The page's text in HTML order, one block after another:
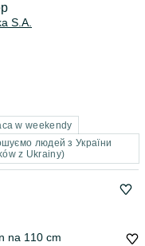
S.A.
w weekendy
людей з України
z Ukrainy)
na 110 cm